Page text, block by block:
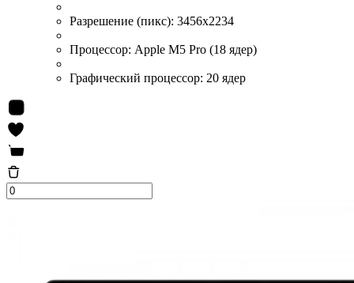
Разрешение (пикс): 3456х2234
Процессор: Apple M5 Pro (18 ядер)
Графический процессор: 20 ядер